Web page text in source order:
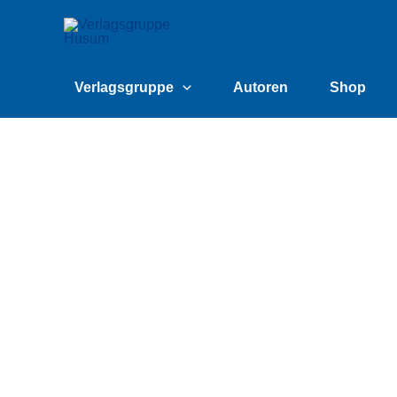
Verlagsgruppe Autoren Shop